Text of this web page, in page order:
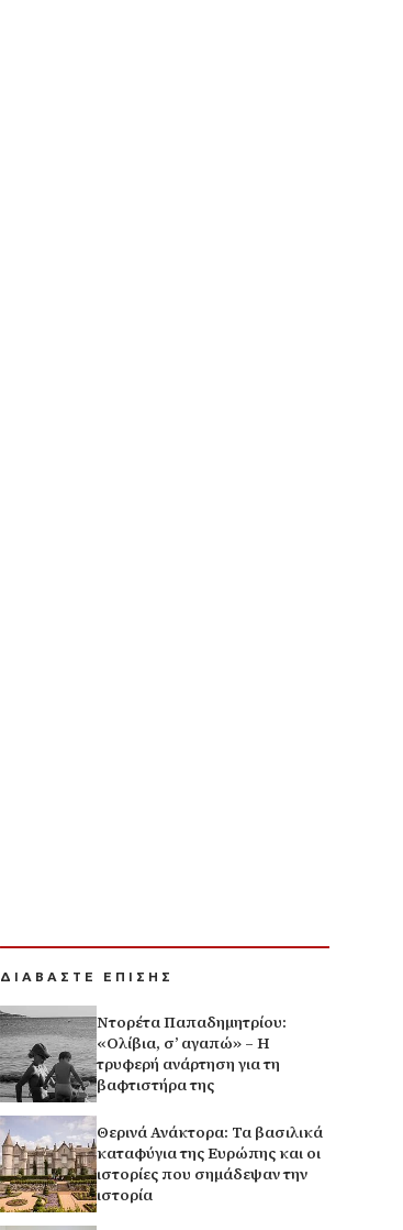
ΔΙΑΒΑΣΤΕ ΕΠΙΣΗΣ
Ντορέτα Παπαδημητρίου:
«Ολίβια, σ’ αγαπώ» – Η
τρυφερή ανάρτηση για τη
βαφτιστήρα της
Θερινά Ανάκτορα: Τα βασιλικά
καταφύγια της Ευρώπης και οι
ιστορίες που σημάδεψαν την
ιστορία